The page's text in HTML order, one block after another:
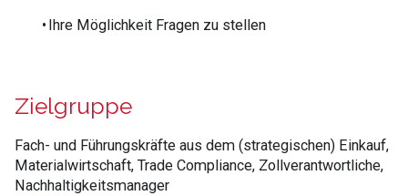
• Ihre Möglichkeit Fragen zu stellen
Zielgruppe
Fach- und Führungskräfte aus dem (strategischen) Einkauf,
Materialwirtschaft, Trade Compliance, Zollverantwortliche,
Nachhaltigkeitsmanager